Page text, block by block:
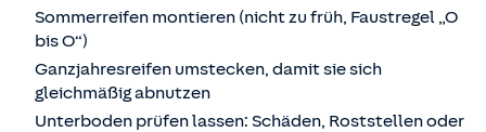
Sommerreifen montieren (nicht zu früh, Faustregel „O
bis O“)
Ganzjahresreifen umstecken, damit sie sich
gleichmäßig abnutzen
Unterboden prüfen lassen: Schäden, Roststellen oder